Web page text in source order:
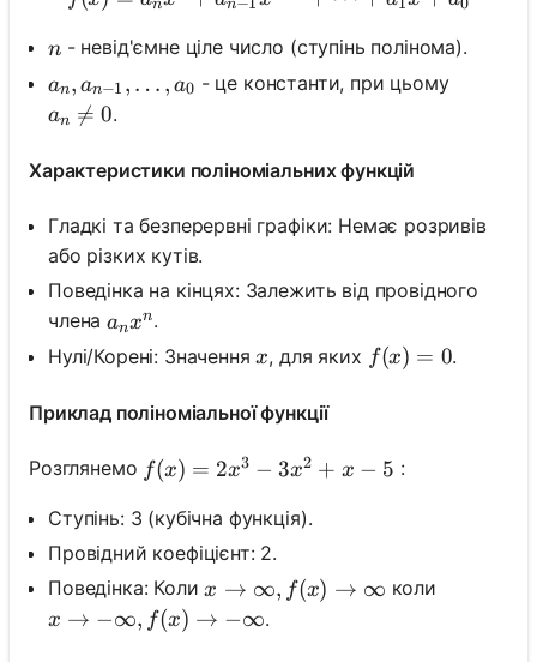
Поки
немає
своє
перше
n n
n
n- невід'ємне ціле число (ступінь полінома).
a_n, a_{n-1}, \ldots, a_0
an, an−1 , … , a0 - це константи, при цьому
a_n \neq 0
an 
= 0.
Характеристики поліноміальних функцій
Гладкі та безперервні графіки: Немає розривів
або різких кутів.
Поведінка на кінцях: Залежить від провідного
членаa_n x^n
anxn.
Нулі/Корені: Значенняx
x, для яких f(x)=0
f(x) = 0.
Приклад поліноміальної функції
Розглянемо f(x)=2 x^3-3 x^2+x-5
f(x) = 2x3 − 3x2 + x − 5 :
Ступінь: 3 (кубічна функція).
Провідний коефіцієнт: 2.
Поведінка: Колиx \rightarrow \infty, f(x)
x → ∞, f(x) → ∞ коли
x \rightarrow -\infty, f(x) \rightarrow -\infty
x → −∞, f(x) → −∞.